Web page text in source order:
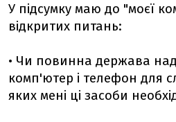
У підсумку маю до "моєї
відкритих питань:
• Чи повинна держава
комп'ютер і телефон для
яких мені ці засоби